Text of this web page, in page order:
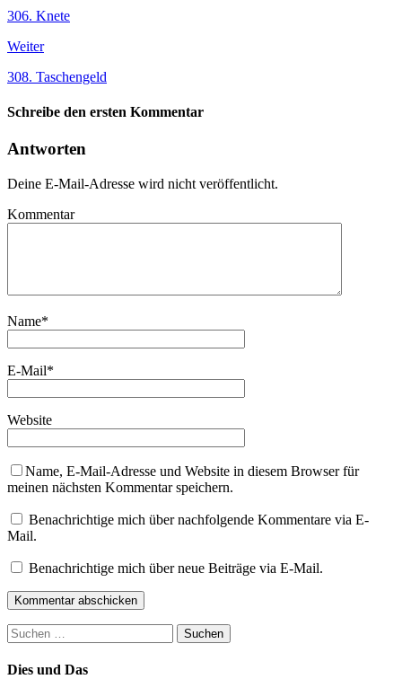
306. Knete
Weiter
308. Taschengeld
Schreibe den ersten Kommentar
Antworten
Deine E-Mail-Adresse wird nicht veröffentlicht.
Kommentar
Name*
E-Mail*
Website
Name, E-Mail-Adresse und Website in diesem Browser für
meinen nächsten Kommentar speichern.
Benachrichtige mich über nachfolgende Kommentare via E-
Mail.
Benachrichtige mich über neue Beiträge via E-Mail.
Suchen
nach:
Dies und Das